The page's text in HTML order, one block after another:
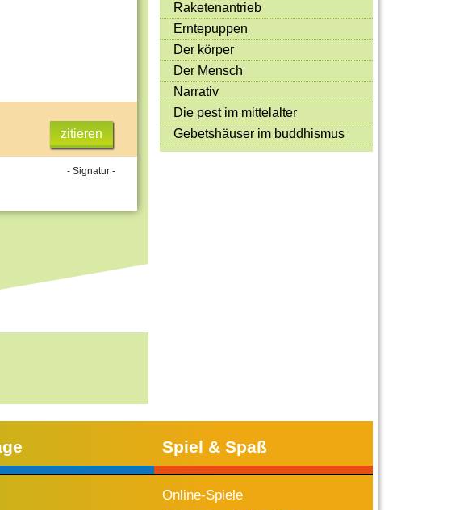
Spiele & Ideen
Jugendreporter
Rezeptideen
Game-Tests
Reisen, Events & Sport
E-Cards
zitieren
- Signatur -
Raketenantrieb
Erntepuppen
Der körper
Der Mensch
Narrativ
Die pest im mittelalter
Gebetshäuser im buddhismus
Spiel & Spaß
Online-Spiele